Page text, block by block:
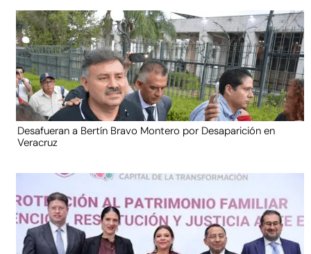
Desafueran a Bertín Bravo Montero por Desaparición en
Veracruz